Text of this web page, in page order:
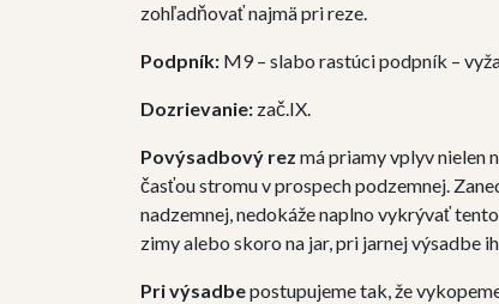
zohľadňovať najmä pri reze.
Podpník: M9 – slabo rastúci podpník –
Dozrievanie: zač.IX.
Povýsadbový rez má priamy vplyv nielen
časťou stromu v prospech podzemnej.
nadzemnej, nedokáže naplno vykrývať
zimy alebo skoro na jar, pri jarnej výsadbe
Pri výsadbepostupujeme tak, že